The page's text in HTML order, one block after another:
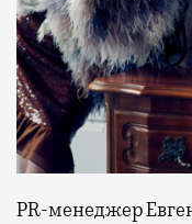
PR-менеджер